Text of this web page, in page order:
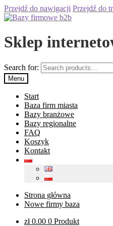
Przejdź do nawigacji Przejdź do
Sklep
Search for:
Menu
Start
Baza firm miasta
Bazy branżowe
Bazy regionalne
FAQ
Koszyk
Kontakt
Strona główna
Nowe firmy baza
zł0.00 0 Produkt